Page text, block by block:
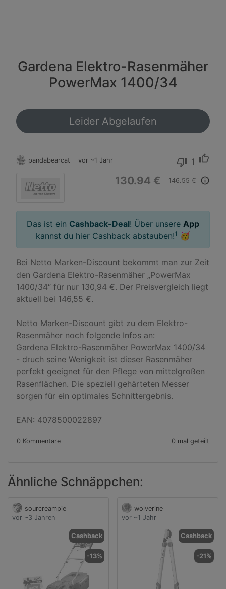
Gardena Elektro-Rasenmäher
PowerMax 1400/34
Leider Abgelaufen
pandabearcat vor ~1 Jahr thumb_down 1 thumb_up
130.94 € 146.55 € info_outline
Das ist ein Cashback-Deal! Über unsere App
kannst du hier Cashback abstauben!1 🥳
Bei Netto Marken-Discount bekommt man zur Zeit
den Gardena Elektro-Rasenmäher „PowerMax
1400/34“ für nur 130,94 €. Der Preisvergleich liegt
aktuell bei 146,55 €.
Netto Marken-Discount gibt zu dem Elektro-
Rasenmäher noch folgende Infos an:
Gardena Elektro-Rasenmäher PowerMax 1400/34
- druch seine Wenigkeit ist dieser Rasenmäher
perfekt geeignet für den Pflege von mittelgroßen
Rasenflächen. Die speziell gehärteten Messer
sorgen für ein optimales Schnittergebnis.
EAN: 4078500022897
0 Kommentare 0 mal geteilt
Ähnliche Schnäppchen:
sourcreampie
vor ~3 Jahren
Cashback
-13%
wolverine
vor ~1 Jahr
Cashback
-21%